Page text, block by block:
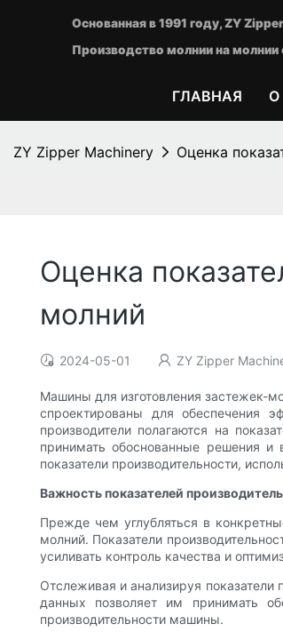
Основанная в 1991 году, ZY
Производство молнии на
ГЛАВНАЯ О
ZY Zipper Machinery Оценка
Оценка
молний
2024-05-01 ZY Zipper
Машины для изготовления застежек-
спроектированы для обеспечения
производители полагаются на
принимать обоснованные решения
показатели производительности,
Важность показателей
Прежде чем углубляться в
молний. Показатели
усиливать контроль качества и
Отслеживая и анализируя показатели
данных позволяет им принимать
производительности машины.